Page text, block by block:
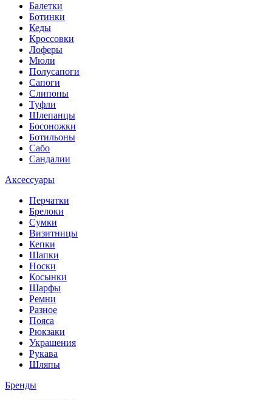
Балетки
Ботинки
Кеды
Кроссовки
Лоферы
Мюли
Полусапоги
Сапоги
Слипоны
Туфли
Шлепанцы
Босоножки
Ботильоны
Сабо
Сандалии
Аксессуары
Перчатки
Брелоки
Сумки
Визитницы
Кепки
Шапки
Носки
Косынки
Шарфы
Ремни
Разное
Пояса
Рюкзаки
Украшения
Рукава
Шляпы
Бренды